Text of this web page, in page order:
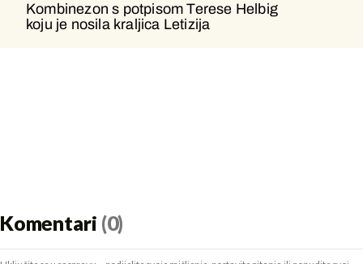
Kombinezon s potpisom Terese Helbig
koju je nosila kraljica Letizija
Kombinezon s potpisom Terese
Helbig koju je nosila kraljica Letizija
Komentari (0)